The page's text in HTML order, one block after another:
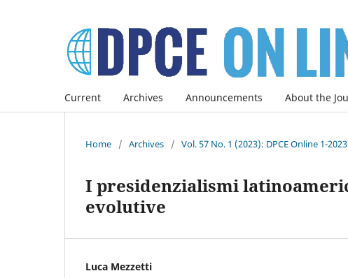
Current Archives Announcements About the
Home / Archives / Vol. 57 No. 1 (2023): DPCE Online 1-2023
I presidenzialismi
evolutive
Luca Mezzetti